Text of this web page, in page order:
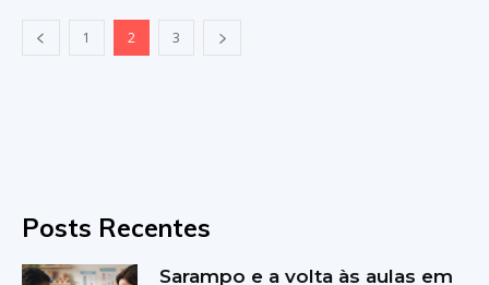
1 2 3
Posts Recentes
Sarampo e a volta às aulas em